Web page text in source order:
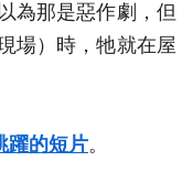
為那是惡作劇，但
場）時，牠就在屋
躍的短片。